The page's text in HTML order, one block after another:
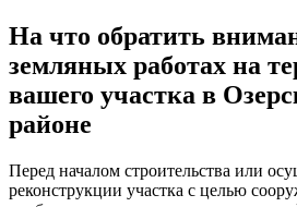
На что обратить
земляных работах на
вашего участка в
районе
Перед началом строительства или
реконструкции участка с целью